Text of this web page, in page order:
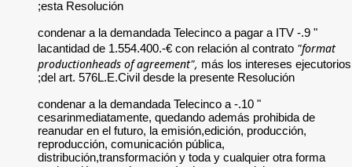
" 9.- condenar a la
lacantidad de
productionheads of
del art.
" 10.- condenar a la
reanudar en el